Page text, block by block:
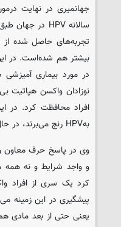
تجربه‌های حاصل شده از
بیشتر هم شده‌است. در
در مورد بیماری
افراد محافظت کرد. در
بهHPV رنج می‌برند، در حال حاضر حتی خیلی از طلاق‌ها به این بیماری مرتبط است.
و واجد شرایط و نه همه
کرد یک سری از افراد
یعنی حتی از بعد مادی